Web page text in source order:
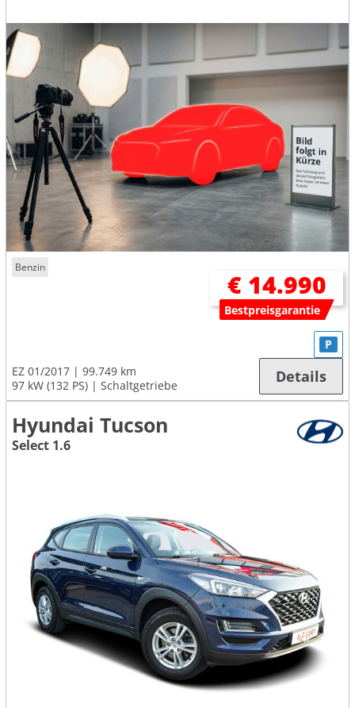
Benzin
€ 14.990
Bestpreisgarantie
EZ 01/2017
99.749 km
97 kW (132 PS)
Schaltgetriebe
P
Details
Hyundai Tucson
Select 1.6